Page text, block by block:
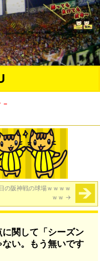
の阪神戦の球場ｗｗｗｗ
ｗｗ →
関して「シーズン
い。もう無いです